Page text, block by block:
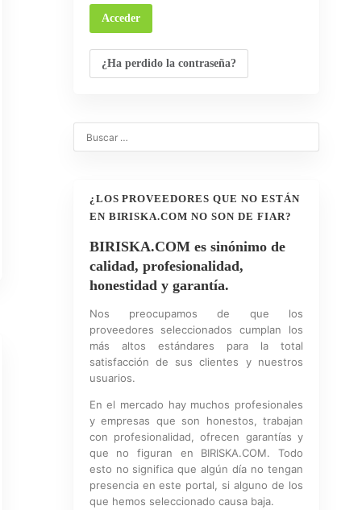
¿Ha perdido la contraseña?
¿LOS PROVEEDORES QUE NO ESTÁN
EN BIRISKA.COM NO SON DE FIAR?
BIRISKA.COM es sinónimo de
calidad, profesionalidad,
honestidad y garantía.
Nos preocupamos de que los
proveedores seleccionados cumplan los
más altos estándares para la total
satisfacción de sus clientes y nuestros
usuarios.
En el mercado hay muchos profesionales
y empresas que son honestos, trabajan
con profesionalidad, ofrecen garantías y
que no figuran en BIRISKA.COM. Todo
esto no significa que algún día no tengan
presencia en este portal, si alguno de los
que hemos seleccionado causa baja.